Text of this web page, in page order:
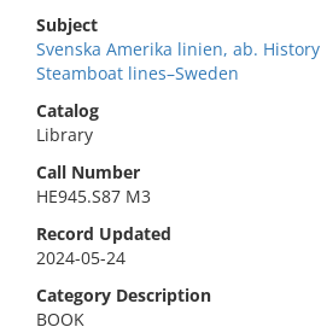
Subject
Svenska Amerika linien, ab. History
Steamboat lines–Sweden
Catalog
Library
Call Number
HE945.S87 M3
Record Updated
2024-05-24
Category Description
BOOK